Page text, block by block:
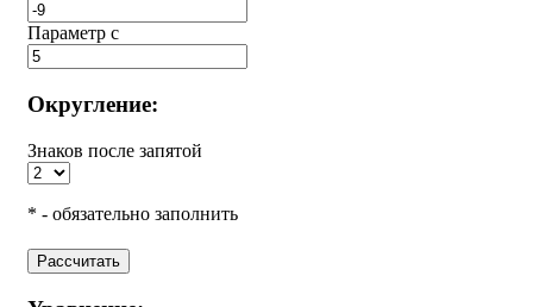
Параметр с
Округление:
Знаков после запятой
* - обязательно заполнить
Рассчитать